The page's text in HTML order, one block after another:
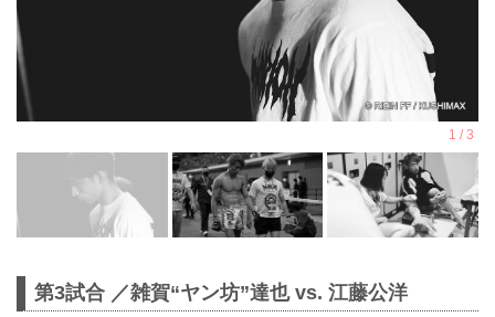
第3試合 ／雑賀“ヤン坊”達也 vs. 江藤公洋